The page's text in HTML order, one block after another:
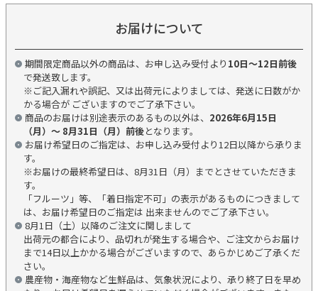
お届けについて
期間限定商品以外の商品は、お申し込み受付より 10日～12日前後
で発送致します。
※ご記入漏れや誤記、又は出荷元によりましては、発送に日数がか
かる場合が ございますのでご了承下さい。
商品のお届けは別途表示のあるもの以外は、 2026年6月15日
（月）～ 8月31日（月）前後となります。
お届け希望日のご指定は、お申し込み受付より12日以降から承りま
す。
※お届けの最終希望日は、8月31日（月）までとさせていただきま
す。
「フルーツ」等、「着日指定不可」の表示があるものにつきまして
は、お届け希望日のご指定は 出来ませんのでご了承下さい。
8月1日（土）以降のご注文に関しまして
出荷元の都合により、品切れが発生する場合や、ご注文からお届け
まで14日以上かかる場合がございますので、あらかじめご了承くだ
さい。
農産物・海産物など生鮮品は、気象状況により、承り終了日を早め